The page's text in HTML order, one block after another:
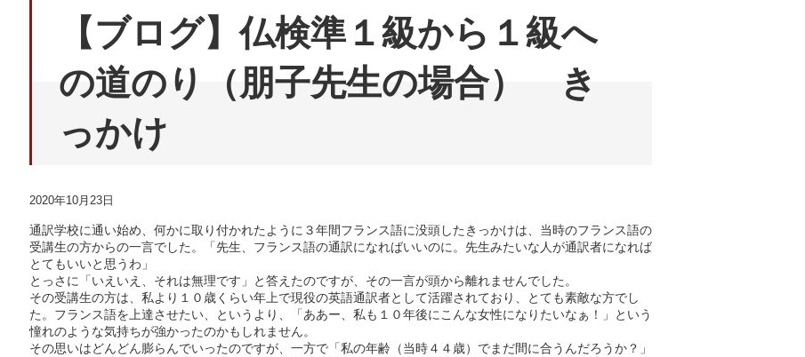
【ブログ】仏検準１級から１級へ
の道のり（朋子先生の場合） き
っかけ
2020年10月23日
通訳学校に通い始め、何かに取り付かれたように３年間フランス語に没頭したきっかけは、当時のフランス語の
受講生の方からの一言でした。「先生、フランス語の通訳になればいいのに。先生みたいな人が通訳者になれば
とてもいいと思うわ」
とっさに「いえいえ、それは無理です」と答えたのですが、その一言が頭から離れませんでした。
その受講生の方は、私より１０歳くらい年上で現役の英語通訳者として活躍されており、とても素敵な方でし
た。フランス語を上達させたい、というより、「ああー、私も１０年後にこんな女性になりたいなぁ！」という
憧れのような気持ちが強かったのかもしれません。
その思いはどんどん膨らんでいったのですが、一方で「私の年齢（当時４４歳）でまだ間に合うんだろうか？」